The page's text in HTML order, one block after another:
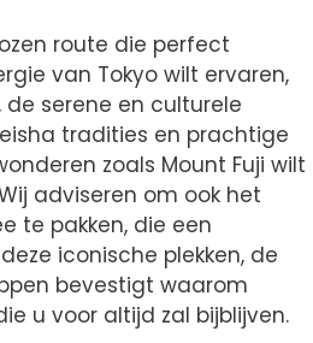
route die perfect
van Tokyo wilt ervaren,
serene en culturele
tradities en prachtige
zoals Mount Fuji wilt
adviseren om ook het
te pakken, die een
iconische plekken, de
bevestigt waarom
u voor altijd zal bijblijven.